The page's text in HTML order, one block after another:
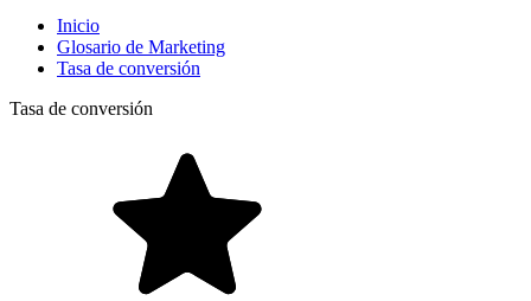
Inicio
Glosario de Marketing
Tasa de conversión
Tasa de conversión